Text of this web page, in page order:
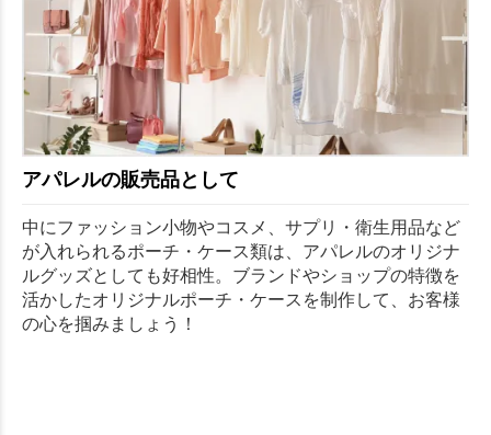
アパレルの販売品として
中にファッション小物やコスメ、サプリ・衛生用品など
が入れられるポーチ・ケース類は、アパレルのオリジナ
ルグッズとしても好相性。ブランドやショップの特徴を
活かしたオリジナルポーチ・ケースを制作して、お客様
の心を掴みましょう！